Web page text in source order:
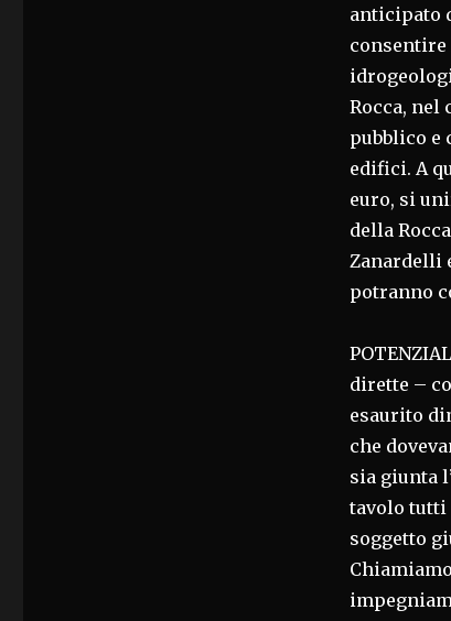
anticipato
consentire
Rocca,
pubblico e
edifici. A
euro, si
della
Zanardelli
potranno
dirette –
esaurito
che
sia giunta
tavolo tutti
soggetto